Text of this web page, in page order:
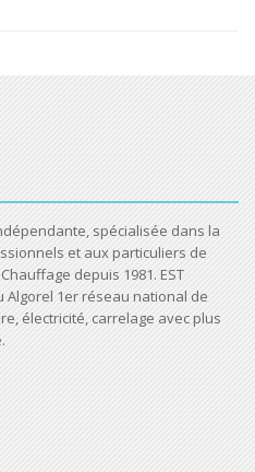
spécialisée dans la
et aux particuliers de
depuis 1981. EST
Algorel 1er réseau national de
électricité, carrelage avec plus